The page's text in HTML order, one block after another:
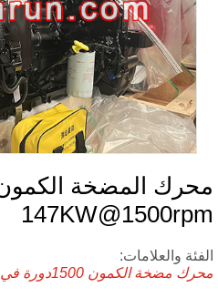
والعلامات:
مضخة الكمون 1500دورة في الدقيقة